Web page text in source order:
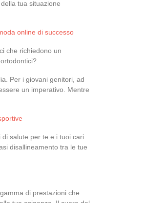
tua situazione
online di successo
che richiedono un
Per i giovani genitori, ad
un imperativo. Mentre
salute per te e i tuoi cari.
disallineamento tra le tue
di prestazioni che